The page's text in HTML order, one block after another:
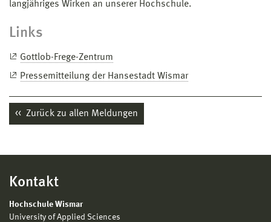
langjähriges Wirken an unserer Hochschule.
Links
Gottlob-Frege-Zentrum
Pressemitteilung der Hansestadt Wismar
Zurück zu allen Meldungen
Kontakt
Hochschule Wismar
University of Applied Sciences